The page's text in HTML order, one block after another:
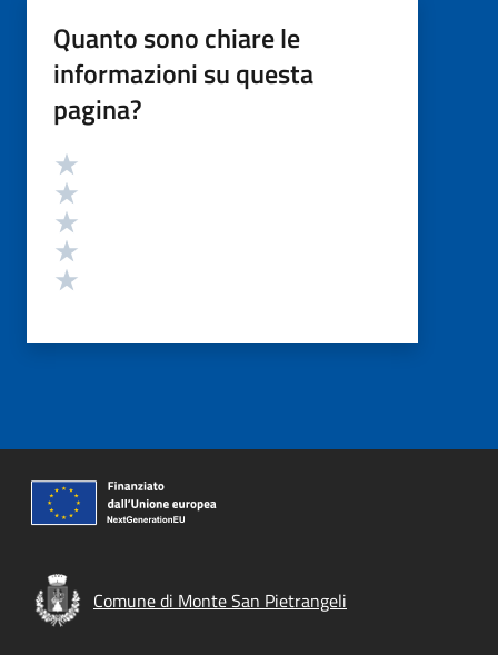
Quanto sono chiare le
informazioni su questa
pagina?
Valutazione
Comune di Monte San Pietrangeli